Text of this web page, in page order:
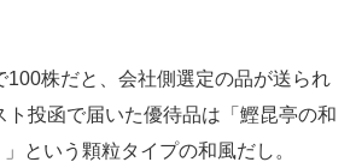
100株だと、会社側選定の品が送られ
ト投函で届いた優待品は「鰹昆亭の和
という顆粒タイプの和風だし。